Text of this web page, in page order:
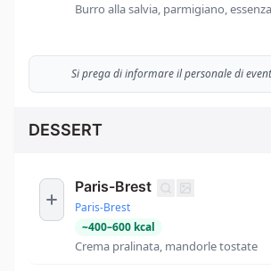
Burro alla salvia, parmigiano,
Si prega di informare il personale di
DESSERT
Paris-Brest
Paris-Brest
~400–600 kcal
Crema pralinata, mandorle tostate